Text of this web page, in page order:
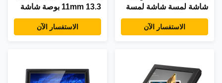
شاشة لمسة شاشة لمسة
سعة
الاستفسار الآن
11mm 13.3 بوصة شاشة
لمسة من نوع C للاوتوب
الاستفسار الآن